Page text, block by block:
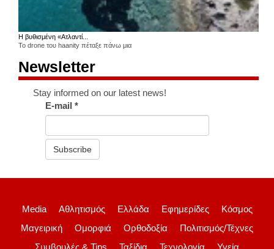
Η βυθισμένη «Ατλαντί...
Το drone του haanity πέταξε πάνω μια
Newsletter
Stay informed on our latest news!
E-mail*
Subscribe
Media Αθλητισμός Ελλάδα Εφημερίδες
Κόσμος
Μαγειρική
Ομορφιά Ορθοδοξία
Πολιτισμός/Τέχνες